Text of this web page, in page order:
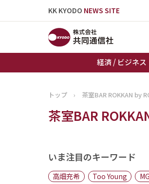
KK KYODO NEWS SITE
経済 / ビジネス
トップページ
お知らせ
トップ › 茶室BAR ROKKAN by
茶室BAR
いま注目のキーワード
高畑充希 Too Young MG